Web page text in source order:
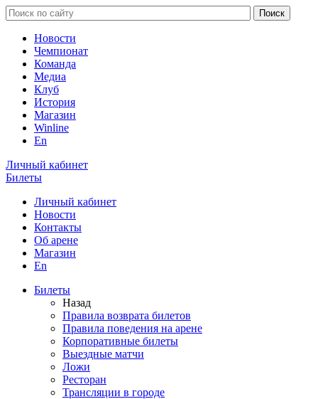
Новости
Чемпионат
Команда
Медиа
Клуб
История
Магазин
Winline
En
Личный кабинет
Билеты
Личный кабинет
Новости
Контакты
Об арене
Магазин
En
Билеты
Назад
Правила возврата билетов
Правила поведения на арене
Корпоративные билеты
Выездные матчи
Ложи
Ресторан
Трансляции в городе